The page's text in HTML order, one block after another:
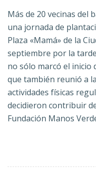
Más de 20 vecinas del
una jornada de
Plaza «Mamá» de la
septiembre por la
no sólo marcó el inicio
que también reunió a
actividades físicas
decidieron contribuir
Fundación Manos